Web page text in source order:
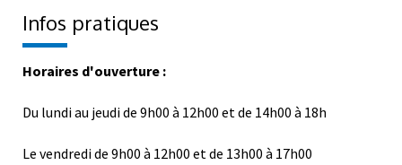
Infos pratiques
Horaires d'ouverture :
Du lundi au jeudi de 9h00 à 12h00 et de 14h00 à 18h
Le vendredi de 9h00 à 12h00 et de 13h00 à 17h00